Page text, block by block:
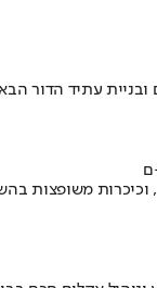
ובניית עתיד הדור
ם